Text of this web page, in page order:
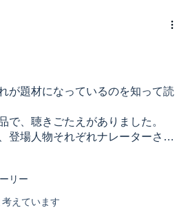
が題材になっているのを知って読
で、聴きごたえがありました。
登場人物それぞれナレーターさん
ったです。